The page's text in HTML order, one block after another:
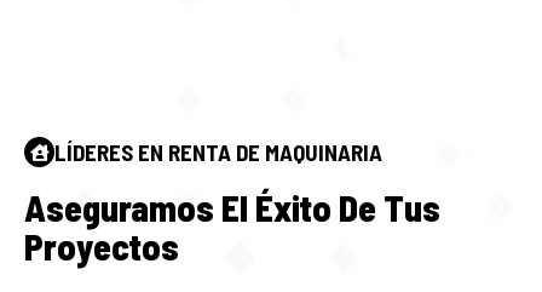
LÍDERES EN RENTA DE MAQUINARIA
Aseguramos El Éxito De Tus
Proyectos